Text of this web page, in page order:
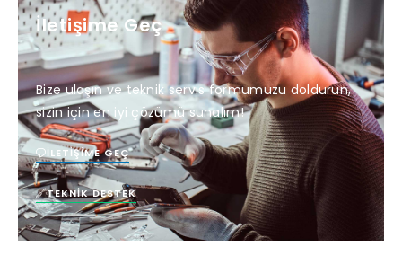
İletişime Geç
Bize ulaşın ve teknik servis formumuzu doldurun,
sizin için en iyi çözümü sunalım!
İLETIŞIME GEÇ
TEKNIK DESTEK